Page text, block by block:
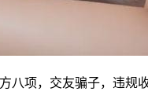
项，交友骗子，违规